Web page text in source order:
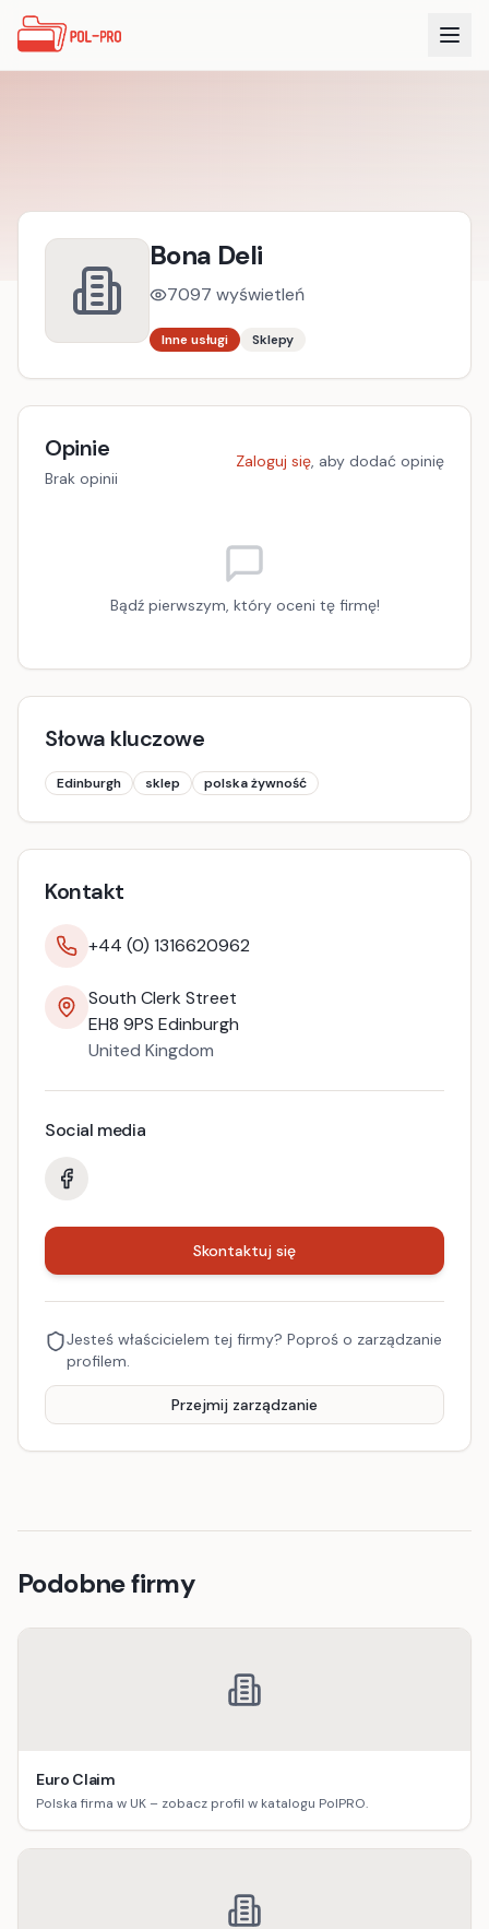
Bona Deli
7097 wyświetleń
Inne usługi Sklepy
Opinie
Brak opinii
Zaloguj się, aby dodać opinię
Bądź pierwszym, który oceni tę firmę!
Słowa kluczowe
Edinburgh sklep polska żywność
Kontakt
+44 (0) 1316620962
South Clerk Street
EH8 9PS Edinburgh
United Kingdom
Social media
Skontaktuj się
Jesteś właścicielem tej firmy? Poproś o zarządzanie
profilem.
Przejmij zarządzanie
Podobne firmy
Euro Claim
Polska firma w UK – zobacz profil w katalogu PolPRO.